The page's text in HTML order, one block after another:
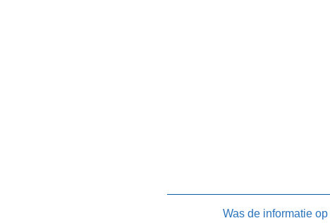
Was de informatie op